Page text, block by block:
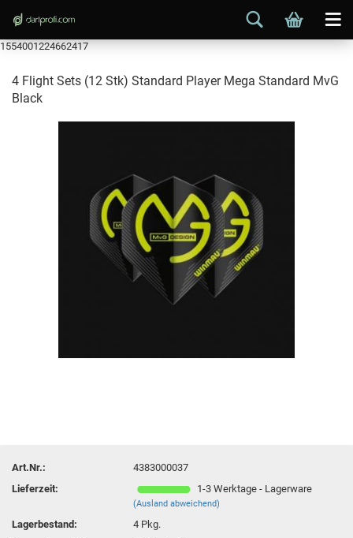
1554001224662417
4 Flight Sets (12 Stk) Standard Player Mega Standard MvG
Black
Art.Nr.:
4383000037
Lieferzeit:
1-3 Werktage - Lagerware
(Ausland abweichend)
Lagerbestand: 4 Pkg.